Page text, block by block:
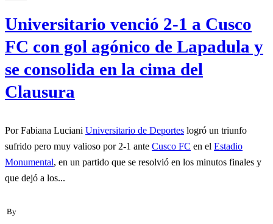
Universitario venció 2-1 a Cusco
FC con gol agónico de Lapadula y
se consolida en la cima del
Clausura
Por Fabiana Luciani Universitario de Deportes logró un triunfo
sufrido pero muy valioso por 2-1 ante Cusco FC en el Estadio
Monumental, en un partido que se resolvió en los minutos finales y
que dejó a los...
By